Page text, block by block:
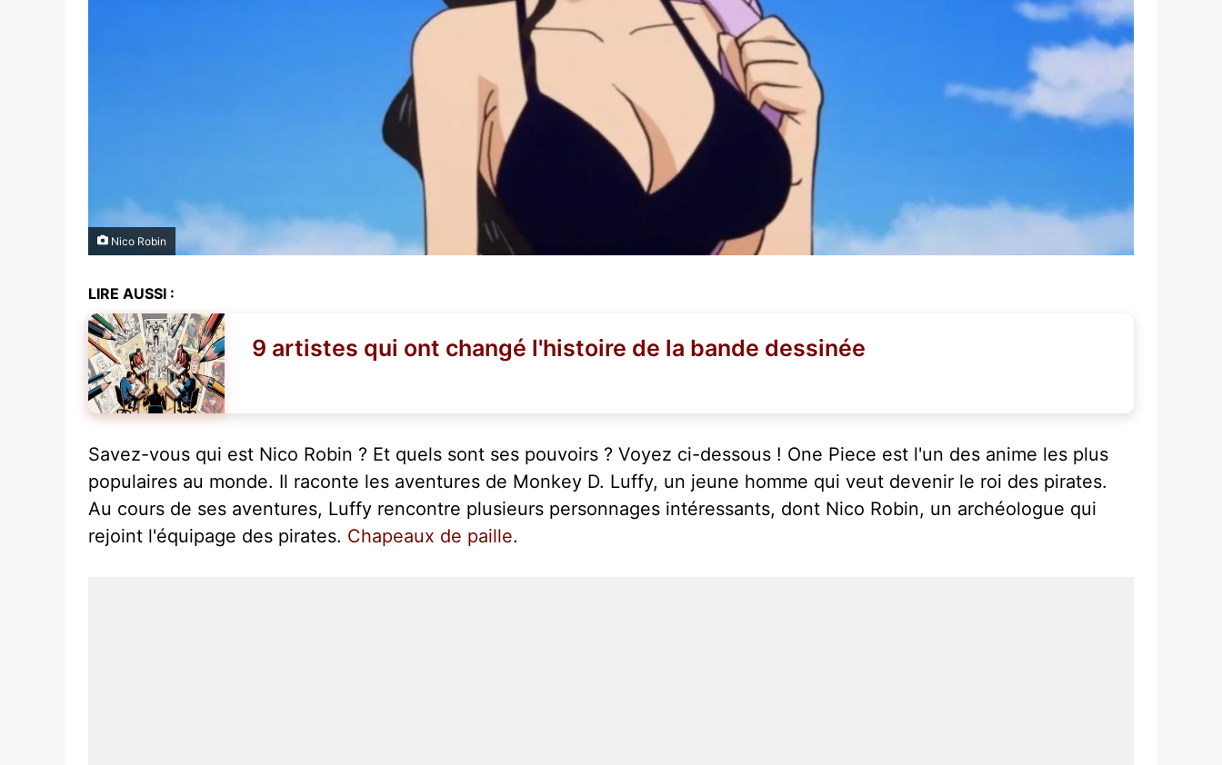
Nico Robin
LIRE AUSSI :
9 artistes qui ont changé l'histoire de la bande dessinée
Savez-vous qui est Nico Robin ? Et quels sont ses pouvoirs ? Voyez ci-dessous ! One Piece est l'un des anime les plus
populaires au monde. Il raconte les aventures de Monkey D. Luffy, un jeune homme qui veut devenir le roi des pirates.
Au cours de ses aventures, Luffy rencontre plusieurs personnages intéressants, dont Nico Robin, un archéologue qui
rejoint l'équipage des pirates. Chapeaux de paille.